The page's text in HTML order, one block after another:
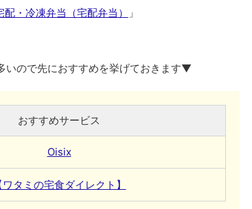
配・冷凍弁当（宅配弁当） 」
いので先におすすめを挙げておきます▼
おすすめサービス
Oisix
ワタミの宅食ダイレクト】